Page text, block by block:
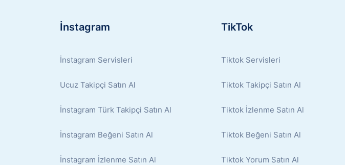
İnstagram
İnstagram Servisleri
Ucuz Takipçi Satın Al
İnstagram Türk Takipçi Satın Al
İnstagram Beğeni Satın Al
İnstagram İzlenme Satın Al
TikTok
Tiktok Servisleri
Tiktok Takipçi Satın Al
Tiktok İzlenme Satın Al
Tiktok Beğeni Satın Al
Tiktok Yorum Satın Al